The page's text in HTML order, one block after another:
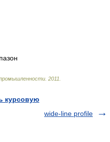
промышленности 2011
курсовую
wide-line profile